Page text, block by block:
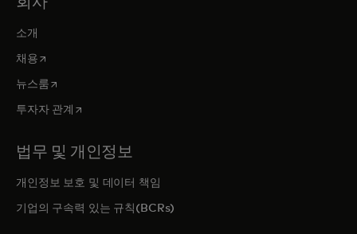
소개
채용새 탭에서 열림
뉴스룸새 탭에서 열림
투자자 관계 새 탭에서 열림
법무 및 개인정보
개인정보 보호 및 데이터 책임
기업의 구속력 있는 규칙(BCRs)